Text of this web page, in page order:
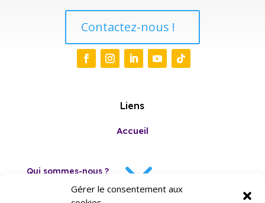
Gérer le consentement aux
Contactez-nous !
Liens
Accueil
Qui sommes-nous ?3